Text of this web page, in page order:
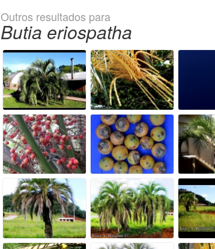
Outros resultados para
Butia eriospatha